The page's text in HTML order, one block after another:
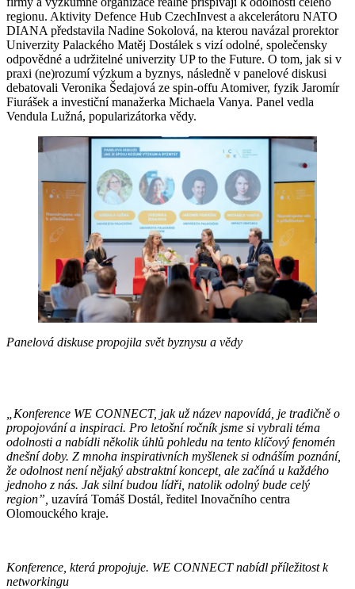
regionu. Aktivity Defence Hub CzechInvest a akcelerátoru NATO
DIANA představila Nadine Sokolová, na kterou navázal prorektor
Univerzity Palackého Matěj Dostálek s vizí odolné, společensky
odpovědné a udržitelné univerzity UP to the Future. O tom, jak si v
praxi (ne)rozumí výzkum a byznys, následně v panelové diskusi
debatovali Veronika Šedajová ze spin-offu Atomiver, fyzik Jaromír
Fiurášek a investiční manažerka Michaela Vanya. Panel vedla
Vendula Lužná, popularizátorka vědy.
Panelová diskuse propojila svět byznysu a vědy
„Konference WE CONNECT, jak už název napovídá, je tradičně o
propojování a inspiraci. Pro letošní ročník jsme si vybrali téma
odolnosti a nabídli několik úhlů pohledu na tento klíčový fenomén
dnešní doby. Z mnoha inspirativních myšlenek si odnáším poznání,
že odolnost není nějaký abstraktní koncept, ale začíná u každého
jednoho z nás. Jak silní budou lídři, natolik odolný bude celý
region”, uzavírá Tomáš Dostál, ředitel Inovačního centra
Olomouckého kraje.
Konference, která propojuje. WE CONNECT nabídl příležitost k
networkingu